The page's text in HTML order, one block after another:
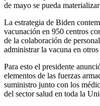
de mayo se pueda
La estrategia de Biden
vacunación en 950 centros
de la colaboración de
administrar la vacuna en
Para esto el presidente
elementos de las fuerzas
suministro junto con los
del sector salud en toda la